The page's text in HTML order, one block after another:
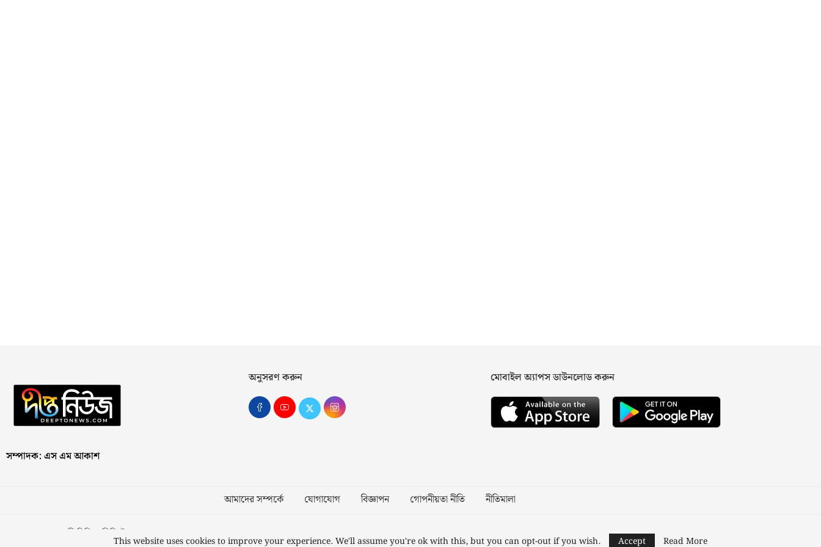
সম্পাদক: এস এম আকাশ
অনুসরণ করুন মোবাইল অ্যাপস ডাউনলোড করুন
আমাদের সম্পর্কে যোগাযোগ বিজ্ঞাপন গোপনীয়তা নীতি নীতিমালা
স্বত্ব © ২০২৩ কাজী মিডিয়া লিমিটেড Designed and Developed byNusratech Pte Ltd.
This website uses cookies to improve your experience. We'll assume you're ok with this, but you can opt-out if you wish. Accept Read More